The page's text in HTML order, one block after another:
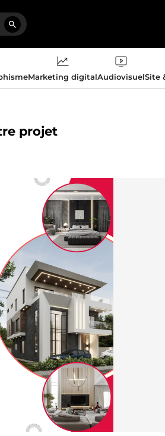
Marketing digitalAudiovisuelSite
projet